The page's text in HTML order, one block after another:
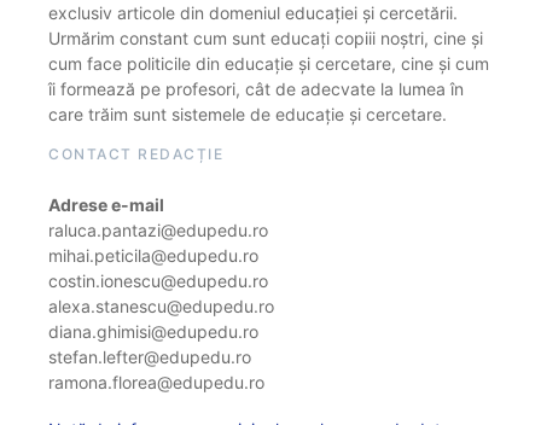
exclusiv articole din domeniul educației și cercetării.
Urmărim constant cum sunt educați copiii noștri, cine și
cum face politicile din educație și cercetare, cine și cum
îi formează pe profesori, cât de adecvate la lumea în
care trăim sunt sistemele de educație și cercetare.
CONTACT REDACȚIE
Adrese e-mail
raluca.pantazi@edupedu.ro
mihai.peticila@edupedu.ro
costin.ionescu@edupedu.ro
alexa.stanescu@edupedu.ro
diana.ghimisi@edupedu.ro
stefan.lefter@edupedu.ro
ramona.florea@edupedu.ro